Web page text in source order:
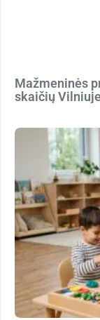
Mažmeninės
skaičių